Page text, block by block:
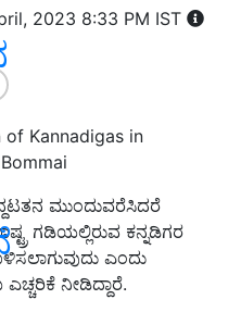
2023 8:33 PM IST
Kannadigas in
ಮುಂದುವರೆಸಿದರೆ
ಗಡಿಯಲ್ಲಿರುವ ಕನ್ನಡಿಗರ
ಎಂದು
ನೀಡಿದ್ದಾರೆ‌.